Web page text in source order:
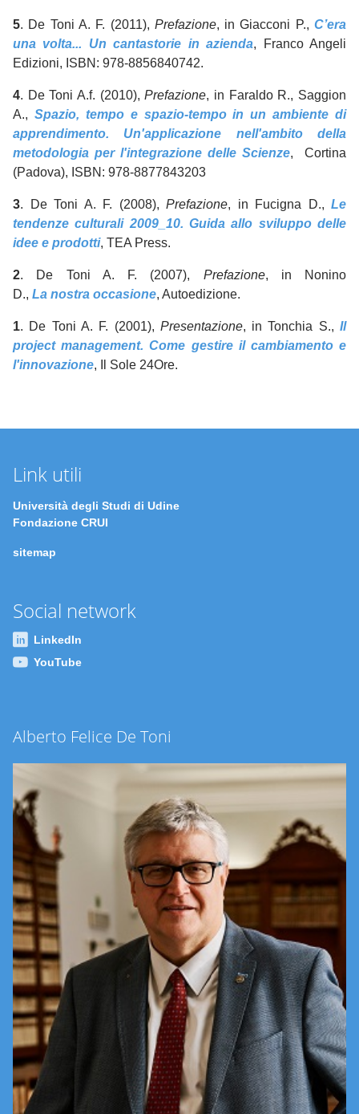
5. De Toni A. F. (2011), Prefazione, in Giacconi P.,C’era
una volta... Un cantastorie in azienda, Franco Angeli
Edizioni, ISBN: 978-8856840742.
4. De Toni A.f. (2010),Prefazione, in Faraldo R., Saggion
A., Spazio, tempo e spazio-tempo in un ambiente di
apprendimento. Un'applicazione nell'ambito della
metodologia per l'integrazione delle Scienze, Cortina
(Padova), ISBN: 978-8877843203
3. De Toni A. F. (2008), Prefazione, in Fucigna D., Le
tendenze culturali 2009_10. Guida allo sviluppo delle
idee e prodotti, TEA Press.
2. De Toni A. F. (2007), Prefazione, in Nonino
D., La nostra occasione, Autoedizione.
1. De Toni A. F. (2001), Presentazione, in Tonchia S.,Il
project management. Come gestire il cambiamento e
l'innovazione, Il Sole 24Ore.
Link utili
Università degli Studi di Udine
Fondazione CRUI
sitemap
Social network
LinkedIn
YouTube
Alberto Felice De Toni